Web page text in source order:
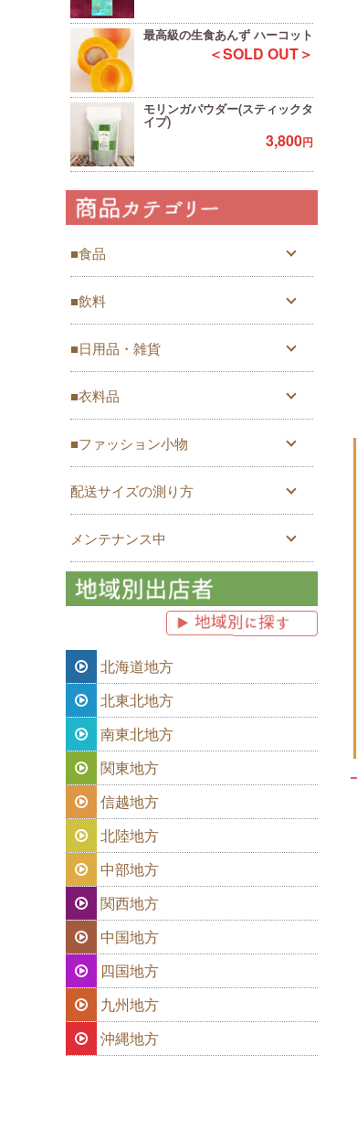
最高級の生食あんず ハーコット
＜SOLD OUT＞
モリンガパウダー(スティックタ
イプ)
3,800円
■食品
■飲料
■日用品・雑貨
■衣料品
■ファッション小物
配送サイズの測り方
メンテナンス中
北海道地方
北東北地方
南東北地方
関東地方
信越地方
北陸地方
中部地方
関西地方
中国地方
四国地方
九州地方
沖縄地方